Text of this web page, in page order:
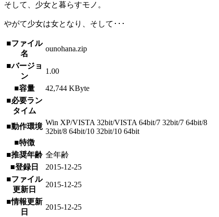
そして、少女と暮らすモノ。
やがて少女は女となり、そして･･･
■ファイル
名
ounohana.zip
■バージョ
ン
1.00
■容量
42,744 KByte
■必要ラン
タイム
■動作環境 Win XP/VISTA 32bit/VISTA 64bit/7 32bit/7 64bit/8
32bit/8 64bit/10 32bit/10 64bit
■特徴
■推奨年齢 全年齢
■登録日
2015-12-25
■ファイル
更新日
2015-12-25
■情報更新
日
2015-12-25